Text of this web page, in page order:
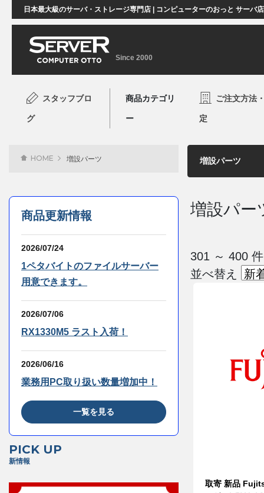
日本最大級のサーバ・ストレージ専門店 | コンピューターのおっと サーバ
Since 2000
スタッフブロ
グ
商品カテゴリ
ー
ご注文方法
定
増設パー
301 ～ 400
並べ替え
取寄 新品
HOME 増設パーツ
商品更新情報
2026/07/24
1ペタバイトのファイルサーバー
用意できます。
2026/07/06
RX1330M5 ラスト入荷！
2026/06/16
業務用PC取り扱い数量増加中！
一覧を見る
PICK UP
新情報